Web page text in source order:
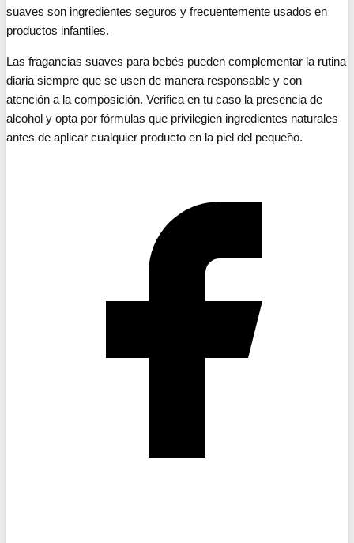
suaves son ingredientes seguros y frecuentemente usados en
productos infantiles.
Las fragancias suaves para bebés pueden complementar la rutina
diaria siempre que se usen de manera responsable y con
atención a la composición. Verifica en tu caso la presencia de
alcohol y opta por fórmulas que privilegien ingredientes naturales
antes de aplicar cualquier producto en la piel del pequeño.